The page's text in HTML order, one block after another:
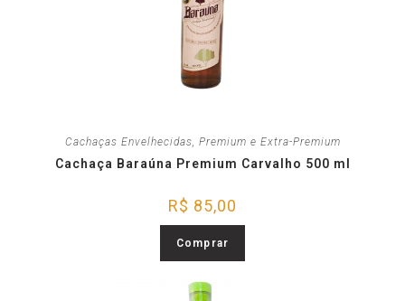
Cachaças Envelhecidas Premium e Extra-Premium
Cachaça Baraúna Premium Carvalho 500 ml
R$ 85,00
Comprar